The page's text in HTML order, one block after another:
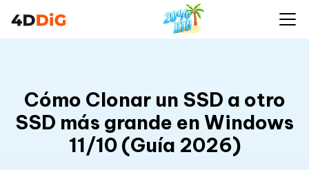
Cómo Clonar un SSD a otro
SSD más grande en Windows
11/10 (Guía 2026)